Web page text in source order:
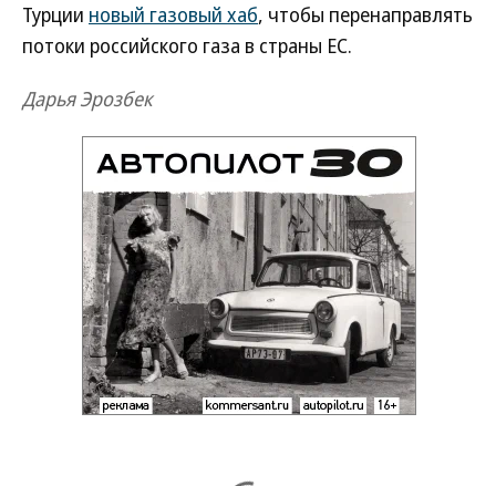
Турции новый газовый хаб, чтобы перенаправлять
потоки российского газа в страны ЕС.
Дарья Эрозбек